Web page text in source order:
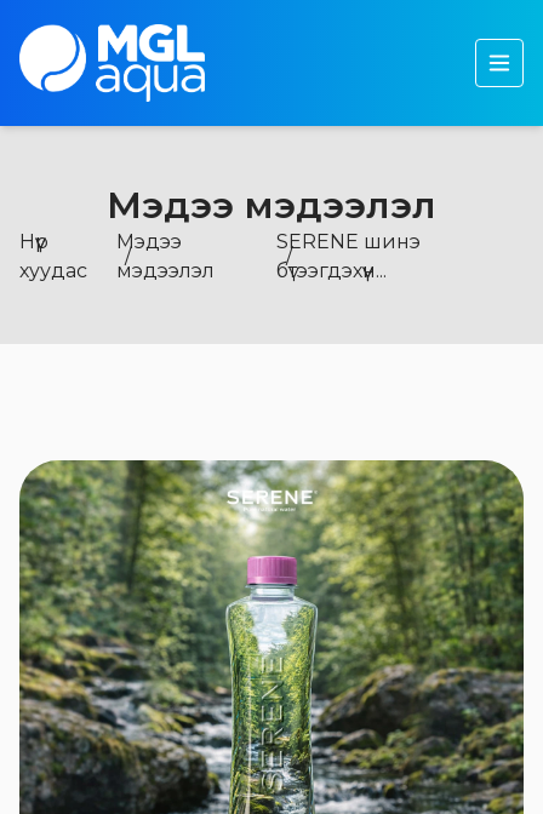
Мэдээ мэдээлэл
Нүүр
хуудас
Мэдээ
мэдээлэл
SERENE шинэ
бүтээгдэхүүн...
Хөрөнгө оруулагчдад
Мэдээ, мэдээлэл